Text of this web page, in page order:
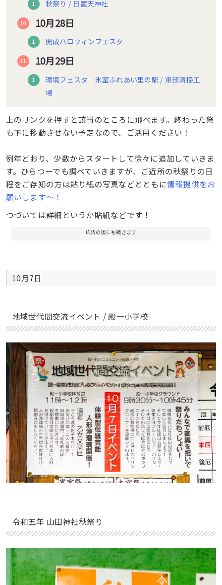
秋祭り / 日置天神社
10月28日
開成ハロウィンフェスタ
10月29日
環境フェスタ 氷室ふれあい里の駅 / 東部清掃工
場
上のリンクを押すと該当のところに飛べます。終わった祭
も下に移動させない予定なので、ご活用ください！
例年どおり、少数からスタートして徐々に追加していきま
す。ひらつーでも調べていきますが、ご近所の秋祭りの日
程をご存知の方は貼り紙の写真などとともに情報提供をお
願いします〜！
つづいては詳細というか貼紙などです！
広告の後にも続きます
10月7日
地域世代間交流イベント / 殿一小学校
令和五年 山田神社秋祭り